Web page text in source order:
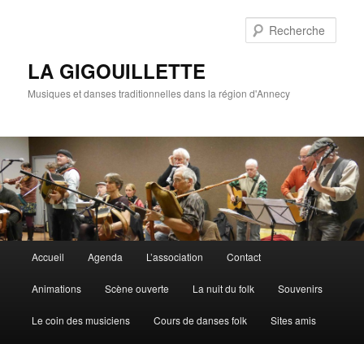
LA GIGOUILLETTE
Musiques et danses traditionnelles dans la région d'Annecy
Aller au contenu principal
Aller au contenu secondaire
Accueil Agenda L’association Contact
Animations Scène ouverte La nuit du folk Souvenirs
Le coin des musiciens Cours de danses folk Sites amis